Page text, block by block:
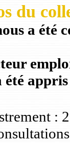
du
a été
été
: